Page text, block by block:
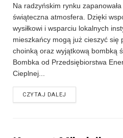
Na radzyńskim rynku
świąteczna atmosfera. Dzięki
wysiłkowi i wsparciu lokalnych
mieszkańcy mogą już cieszyć się
choinką oraz wyjątkową bombką
Bombka od Przedsiębiorstwa
Cieplnej...
CZYTAJ DALEJ